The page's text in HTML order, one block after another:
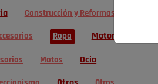
Construcción y Reformas
Ropa Motor
Motos Ocio